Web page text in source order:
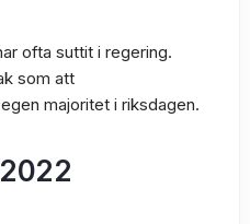
ofta suttit i regering.
som att
majoritet i riksdagen.